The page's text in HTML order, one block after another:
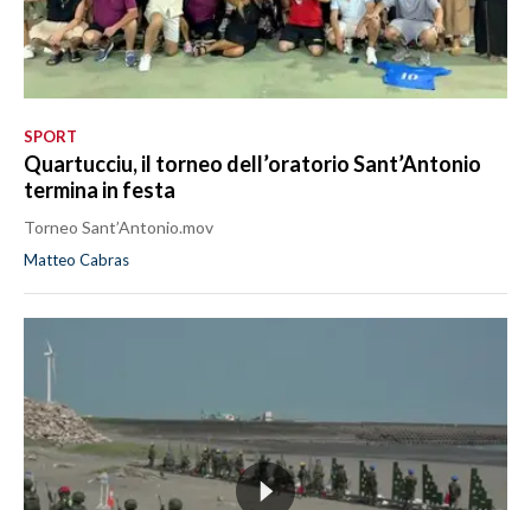
SPORT
Quartucciu, il torneo dell’oratorio Sant’Antonio
termina in festa
Torneo Sant’Antonio.mov
Matteo Cabras